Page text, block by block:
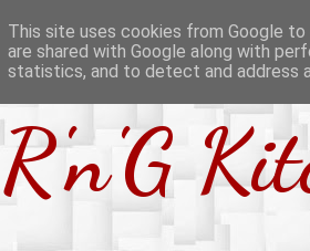
R'n'G
This site uses cookies from Google
are shared with Google along with
statistics, and to detect and address